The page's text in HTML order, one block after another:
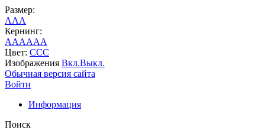
Размер:
AAA
Кернинг:
AAAAAA
Цвет: CCC
Изображения Вкл.Выкл.
Обычная версия сайта
Войти
Информация
Поиск